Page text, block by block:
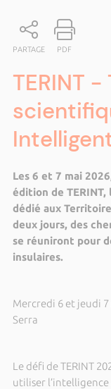
PARTAGE PDF
TERINT
Les 6 et 7 mai
édition de
dédié aux
deux jours, des
se réuniront pour
insulaires.
Mercredi 6 et jeudi 7
Serra
Le défi de TERINT
utiliser